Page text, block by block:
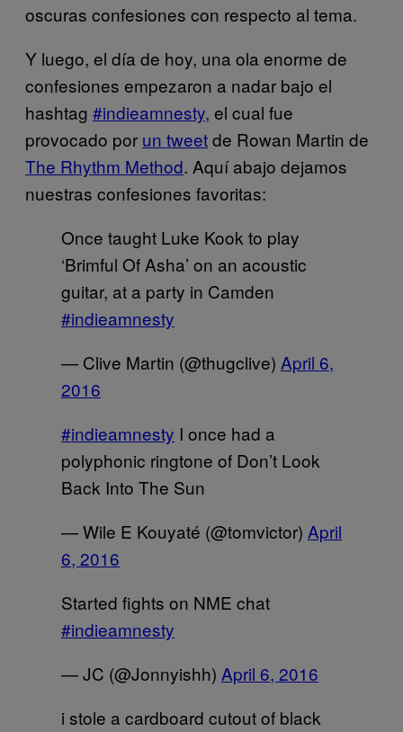
oscuras confesiones con respecto al tema.
Y luego, el día de hoy, una ola enorme de
confesiones empezaron a nadar bajo el
hashtag #indieamnesty, el cual fue
provocado por un tweetde Rowan Martin de
The Rhythm Method. Aquí abajo dejamos
nuestras confesiones favoritas:
Once taught Luke Kook to play
‘Brimful Of Asha’ on an acoustic
guitar, at a party in Camden
#indieamnesty
— Clive Martin (@thugclive) April 6,
2016
#indieamnesty I once had a
polyphonic ringtone of Don’t Look
Back Into The Sun
— Wile E Kouyaté (@tomvictor) April
6, 2016
Started fights on NME chat
#indieamnesty
— JC (@Jonnyishh) April 6, 2016
i stole a cardboard cutout of black